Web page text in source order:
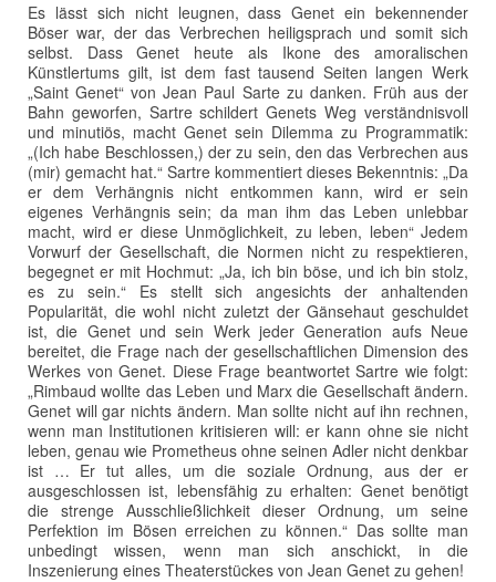
Es lässt sich nicht leugnen, dass Genet ein bekennender
Böser war, der das Verbrechen heiligsprach und somit sich
selbst. Dass Genet heute als Ikone des amoralischen
Künstlertums gilt, ist dem fast tausend Seiten langen Werk
„Saint Genet“ von Jean Paul Sarte zu danken. Früh aus der
Bahn geworfen, Sartre schildert Genets Weg verständnisvoll
und minutiös, macht Genet sein Dilemma zu Programmatik:
„(Ich habe Beschlossen,) der zu sein, den das Verbrechen aus
(mir) gemacht hat.“ Sartre kommentiert dieses Bekenntnis: „Da
er dem Verhängnis nicht entkommen kann, wird er sein
eigenes Verhängnis sein; da man ihm das Leben unlebbar
macht, wird er diese Unmöglichkeit, zu leben, leben“ Jedem
Vorwurf der Gesellschaft, die Normen nicht zu respektieren,
begegnet er mit Hochmut: „Ja, ich bin böse, und ich bin stolz,
es zu sein.“ Es stellt sich angesichts der anhaltenden
Popularität, die wohl nicht zuletzt der Gänsehaut geschuldet
ist, die Genet und sein Werk jeder Generation aufs Neue
bereitet, die Frage nach der gesellschaftlichen Dimension des
Werkes von Genet. Diese Frage beantwortet Sartre wie folgt:
„Rimbaud wollte das Leben und Marx die Gesellschaft ändern.
Genet will gar nichts ändern. Man sollte nicht auf ihn rechnen,
wenn man Institutionen kritisieren will: er kann ohne sie nicht
leben, genau wie Prometheus ohne seinen Adler nicht denkbar
ist … Er tut alles, um die soziale Ordnung, aus der er
ausgeschlossen ist, lebensfähig zu erhalten: Genet benötigt
die strenge Ausschließlichkeit dieser Ordnung, um seine
Perfektion im Bösen erreichen zu können.“ Das sollte man
unbedingt wissen, wenn man sich anschickt, in die
Inszenierung eines Theaterstückes von Jean Genet zu gehen!